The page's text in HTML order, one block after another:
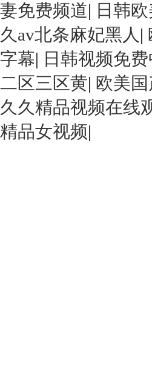
妻免费频道| 日韩
久av北条麻妃黑人 |
字幕| 日韩视频免
二区三区黄| 欧美
久久精品视频在线
精品女视频|